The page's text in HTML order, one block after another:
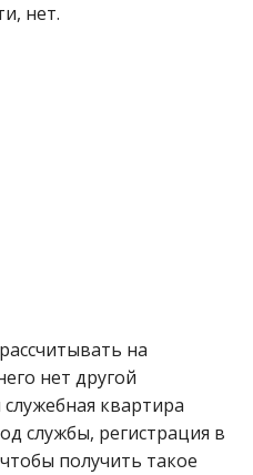
нет.
на
нет другой
квартира
службы, регистрация в
получить такое